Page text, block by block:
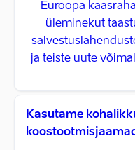
Euroopa
üleminekut
ja teiste uute
Kasutame